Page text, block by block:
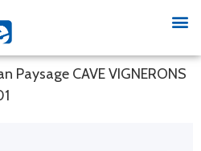
Paysage CAVE VIGNERONS